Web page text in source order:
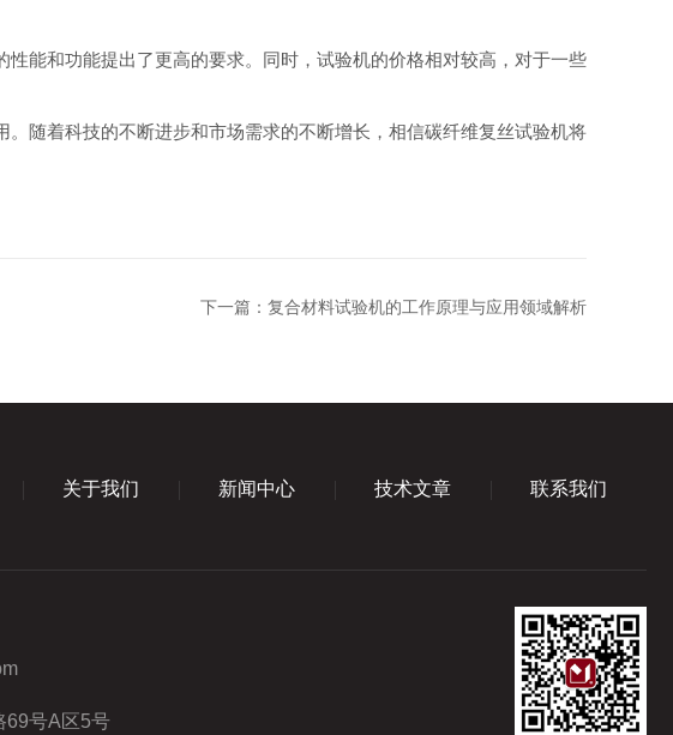
能和功能提出了更高的要求。同时，试验机的价格相对较高，对于一些
随着科技的不断进步和市场需求的不断增长，相信碳纤维复丝试验机将
下一篇： 复合材料试验机的工作原理与应用领域解析
关于我们 新闻中心 技术文章 联系我们
69号A区5号